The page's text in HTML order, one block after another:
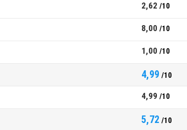
2,62 /10
8,00 /10
1,00 /10
4,99 /10
4,99 /10
5,72 /10